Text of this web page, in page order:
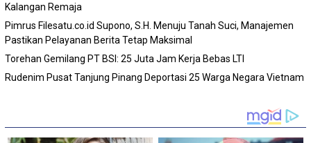
Kalangan Remaja
Pimrus Filesatu.co.id Supono, S.H. Menuju Tanah Suci, Manajemen
Pastikan Pelayanan Berita Tetap Maksimal
Torehan Gemilang PT BSI: 25 Juta Jam Kerja Bebas LTI
Rudenim Pusat Tanjung Pinang Deportasi 25 Warga Negara Vietnam